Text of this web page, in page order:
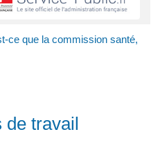
ce que la commission santé,
de travail